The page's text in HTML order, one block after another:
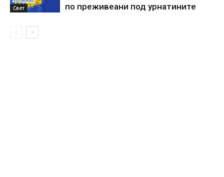
Свет
по преживеани под урнатините